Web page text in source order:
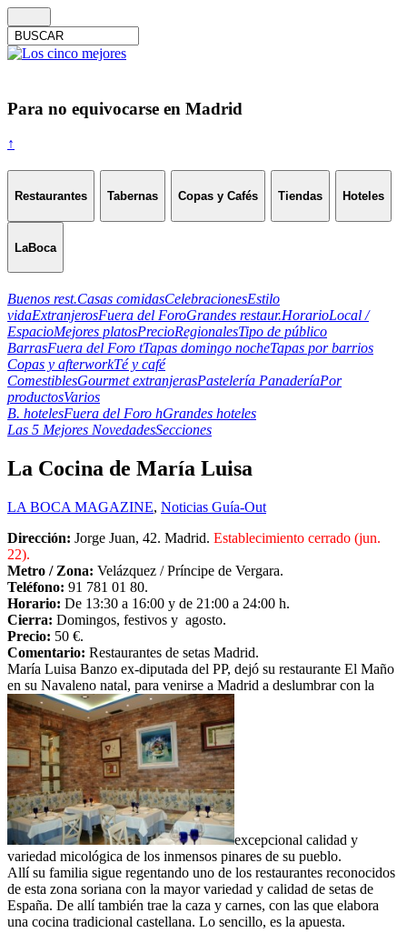
Para no equivocarse en Madrid
↑
Restaurantes Tabernas Copas y Cafés Tiendas Hoteles
LaBoca
Buenos rest.Casas comidasCelebracionesEstilo
vidaExtranjerosFuera del ForoGrandes restaur.HorarioLocal /
EspacioMejores platosPrecioRegionalesTipo de público
BarrasFuera del Foro tTapas domingo nocheTapas por barrios
Copas y afterworkTé y café
ComestiblesGourmet extranjerasPastelería PanaderíaPor
productosVarios
B. hotelesFuera del Foro hGrandes hoteles
Las 5 Mejores NovedadesSecciones
La Cocina de María Luisa
LA BOCA MAGAZINE, Noticias Guía-Out
Dirección: Jorge Juan, 42. Madrid. Establecimiento cerrado (jun.
22).
Metro / Zona: Velázquez / Príncipe de Vergara.
Teléfono: 91 781 01 80.
Horario: De 13:30 a 16:00 y de 21:00 a 24:00 h.
Cierra: Domingos, festivos y agosto.
Precio: 50 €.
Comentario: Restaurantes de setas Madrid.
María Luisa Banzo ex-diputada del PP, dejó su restaurante El Maño
en su Navaleno natal, para venirse a Madrid a deslumbrar con la
excepcional calidad y
variedad micológica de los inmensos pinares de su pueblo.
Allí su familia sigue regentando uno de los restaurantes reconocidos
de esta zona soriana con la mayor variedad y calidad de setas de
España. De allí también trae la caza y carnes, con las que elabora
una cocina tradicional castellana. Lo sencillo, es la apuesta.